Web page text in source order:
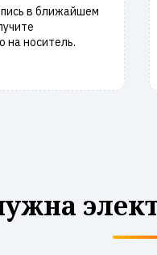
в ближайшем
на носитель.